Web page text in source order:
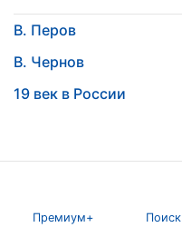
В. Перов
В. Чернов
19 век в России
Премиум+ Поиск